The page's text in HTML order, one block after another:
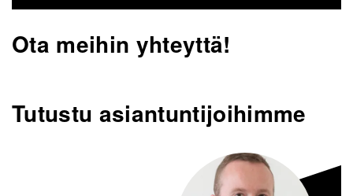
Ota meihin yhteyttä!
Tutustu asiantuntijoihimme